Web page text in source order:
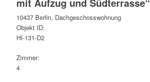
10437 Berlin, Dachgeschosswohnung
Objekt ID:
HI-131-D2
Zimmer:
4